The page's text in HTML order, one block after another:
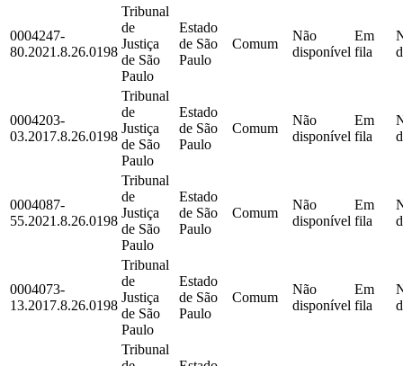
0004247-
80.2021.8.26.0198
Tribunal
de
Justiça
de São
Paulo
Estado
de São
Paulo
Comum
Não
disponível
Em
fila
0004203-
03.2017.8.26.0198
Tribunal
de
Justiça
de São
Paulo
Estado
de São
Paulo
Comum
Não
disponível
Em
fila
0004087-
55.2021.8.26.0198
Tribunal
de
Justiça
de São
Paulo
Estado
de São
Paulo
Comum
Não
disponível
Em
fila
0004073-
13.2017.8.26.0198
Tribunal
de
Justiça
de São
Paulo
Estado
de São
Paulo
Comum
Não
disponível
Em
fila
Tribunal